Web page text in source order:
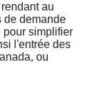
au
de demande
pour simplifier
l'entrée des
ou